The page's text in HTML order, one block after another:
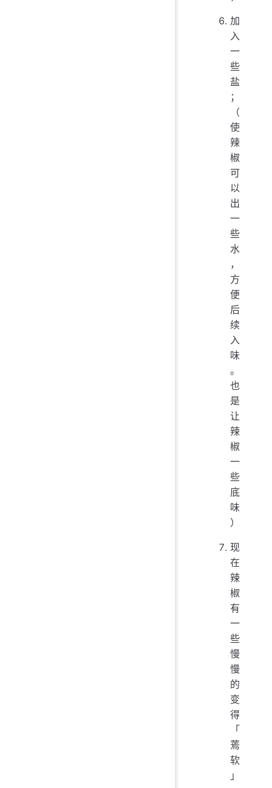
加
入
一
些
盐
；
（
使
辣
椒
可
以
出
一
些
水
，
方
便
后
续
入
味
。
也
是
让
辣
椒
一
些
底
味
）
现
在
辣
椒
有
一
些
慢
慢
的
变
得
「
蔫
软
」